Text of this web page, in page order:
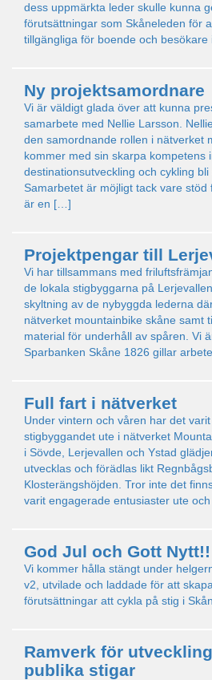
dess uppmärkta leder skulle kunna
förutsättningar som Skåneleden för
tillgängliga för boende och
Ny projektsamordnare
Vi är väldigt glada över att kunna
samarbete med Nellie Larsson.
den samordnande rollen i nätverket
kommer med sin skarpa kompetens
destinationsutveckling och cykling bli
Samarbetet är möjligt tack vare stöd
är en […]
Projektpengar till
Vi har tillsammans med
de lokala stigbyggarna på
skyltning av de nybyggda lederna
nätverket mountainbike skåne samt
material för underhåll av spåren. Vi
Sparbanken Skåne 1826 gillar
Full fart i nätverket
Under vintern och våren har det
stigbyggandet ute i nätverket
i Sövde, Lerjevallen och Ystad
utvecklas och förädlas likt
Klosterängshöjden. Tror inte det
varit engagerade entusiaster ute
God Jul och Gott Nytt!!
Vi kommer hålla stängt under
v2, utvilade och laddade för att
förutsättningar att cykla på stig i
Ramverk för
publika stigar